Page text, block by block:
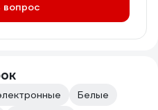
вопрос
Белые